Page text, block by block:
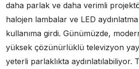
daha parlak ve daha verimli
halojen lambalar ve LED
kullanıma girdi. Günümüzde,
yüksek çözünürlüklü televizyon
yeterli parlaklıkta aydınlatılabiliyor.